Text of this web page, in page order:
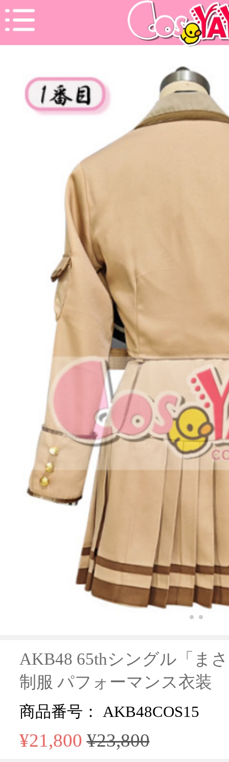
AKB48 65thシングル「ま
制服 パフォーマンス衣装
商品番号： AKB48COS15
¥21,800¥23,800